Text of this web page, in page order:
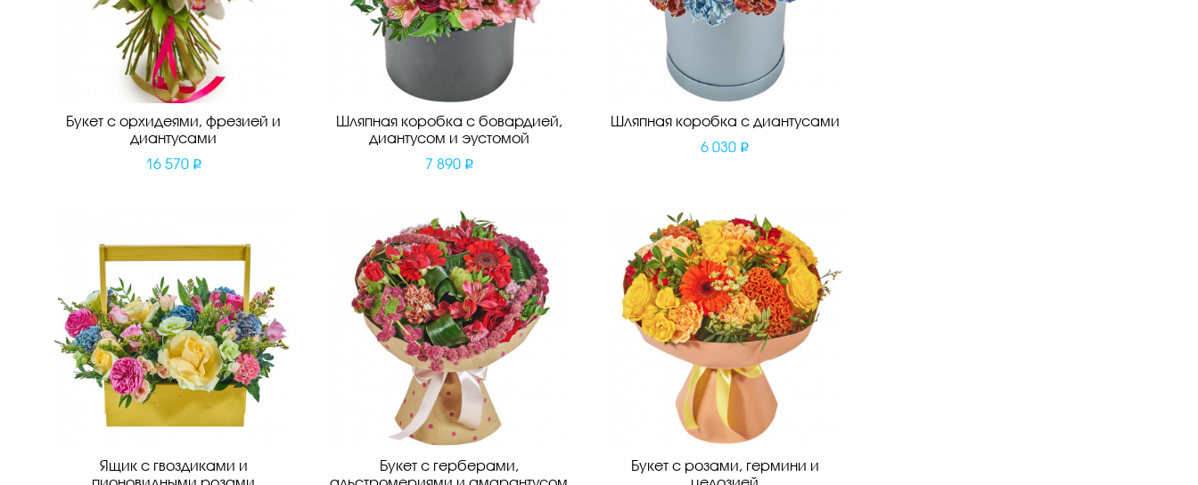
Букет с орхидеями, фрезией и
диантусами
16 570
Шляпная коробка с бовардией,
диантусом и эустомой
7 890
Шляпная коробка с диантусами
6 030
Ящик с гвоздиками и
Букет с герберами,
Букет с розами, гермини и